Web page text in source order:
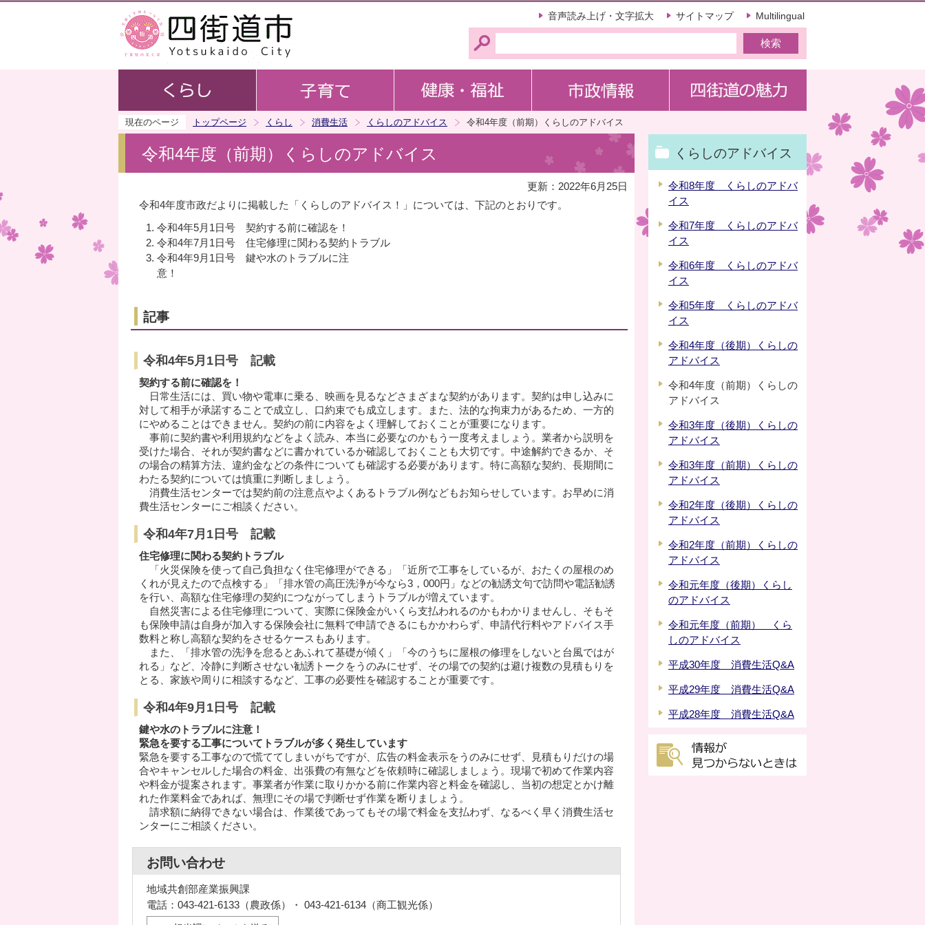
音声読み上げ・文字拡大 サイトマップ Multilingual
現在のページ トップページ くらし 消費生活 くらしのアドバイス 令和4年度（前期）くらしのアドバイス
令和4年度（前期）くらしのアドバイス
更新：2022年6月25日
令和4年度市政だよりに掲載した「くらしのアドバイス！」については、下記のとおりです。
令和4年5月1日号 契約する前に確認を！
令和4年7月1日号 住宅修理に関わる契約トラブル
令和4年9月1日号 鍵や水のトラブルに注
意！
記事
令和4年5月1日号 記載
契約する前に確認を！
日常生活には、買い物や電車に乗る、映画を見るなどさまざまな契約があります。契約は申し込みに
対して相手が承諾することで成立し、口約束でも成立します。また、法的な拘束力があるため、一方的
にやめることはできません。契約の前に内容をよく理解しておくことが重要になります。
事前に契約書や利用規約などをよく読み、本当に必要なのかもう一度考えましょう。業者から説明を
受けた場合、それが契約書などに書かれているか確認しておくことも大切です。中途解約できるか、そ
の場合の精算方法、違約金などの条件についても確認する必要があります。特に高額な契約、長期間に
わたる契約については慎重に判断しましょう。
消費生活センターでは契約前の注意点やよくあるトラブル例などもお知らせしています。お早めに消
費生活センターにご相談ください。
令和4年7月1日号 記載
住宅修理に関わる契約トラブル
「火災保険を使って自己負担なく住宅修理ができる」「近所で工事をしているが、おたくの屋根のめ
くれが見えたので点検する」「排水管の高圧洗浄が今なら3，000円」などの勧誘文句で訪問や電話勧誘
を行い、高額な住宅修理の契約につながってしまうトラブルが増えています。
自然災害による住宅修理について、実際に保険金がいくら支払われるのかもわかりませんし、そもそ
も保険申請は自身が加入する保険会社に無料で申請できるにもかかわらず、申請代行料やアドバイス手
数料と称し高額な契約をさせるケースもあります。
また、「排水管の洗浄を怠るとあふれて基礎が傾く」「今のうちに屋根の修理をしないと台風ではが
れる」など、冷静に判断させない勧誘トークをうのみにせず、その場での契約は避け複数の見積もりを
とる、家族や周りに相談するなど、工事の必要性を確認することが重要です。
令和4年9月1日号 記載
鍵や水のトラブルに注意！
緊急を要する工事についてトラブルが多く発生しています
緊急を要する工事なので慌ててしまいがちですが、広告の料金表示をうのみにせず、見積もりだけの場
合やキャンセルした場合の料金、出張費の有無などを依頼時に確認しましょう。現場で初めて作業内容
や料金が提案されます。事業者が作業に取りかかる前に作業内容と料金を確認し、当初の想定とかけ離
れた作業料金であれば、無理にその場で判断せず作業を断りましょう。
請求額に納得できない場合は、作業後であってもその場で料金を支払わず、なるべく早く消費生活セ
ンターにご相談ください。
お問い合わせ
地域共創部産業振興課
電話：043-421-6133（農政係）・ 043-421-6134（商工観光係）
くらしのアドバイス
令和8年度 くらしのアドバ
イス
令和7年度 くらしのアドバ
イス
令和6年度 くらしのアドバ
イス
令和5年度 くらしのアドバ
イス
令和4年度（後期）くらしの
アドバイス
令和4年度（前期）くらしの
アドバイス
令和3年度（後期）くらしの
アドバイス
令和3年度（前期）くらしの
アドバイス
令和2年度（後期）くらしの
アドバイス
令和2年度（前期）くらしの
アドバイス
令和元年度（後期）くらし
のアドバイス
令和元年度（前期） くら
しのアドバイス
平成30年度 消費生活Q&A
平成29年度 消費生活Q&A
平成28年度 消費生活Q&A